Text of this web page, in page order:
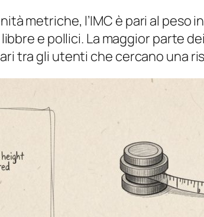
metriche, l’IMC è pari al
e pollici. La maggior parte
tra gli utenti che cercano una